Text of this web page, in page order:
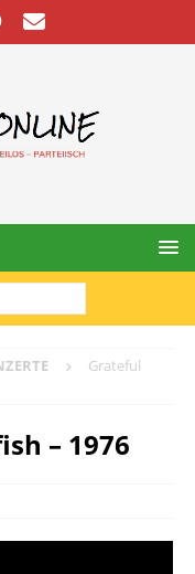
Grateful
– 1976